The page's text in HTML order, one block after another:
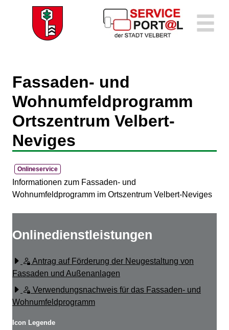
Zum Hauptinhalt springen
Zum Header
Zum Hauptinhalt
Zum Footer
Fassaden- und
Wohnumfeldprogramm
Ortszentrum Velbert-
Neviges
Onlineservice
Kurzbeschreibung
Informationen zum Fassaden- und
Wohnumfeldprogramm im Ortszentrum Velbert-Neviges
Onlinedienstleistungen
Antrag auf Förderung der Neugestaltung von
Fassaden und Außenanlagen
Verwendungsnachweis für das Fassaden- und
Wohnumfeldprogramm
Icon Legende